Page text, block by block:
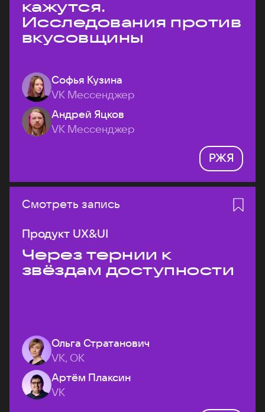
кажутся.
Исследования против
вкусовщины
Софья Кузина
VK Мессенджер
Андрей Яцков
VK Мессенджер
РЖЯ
Смотреть запись
Продукт UX&UI
Через тернии к
звёздам доступности
Ольга Стратанович
VK, ОК
Артём Плаксин
VK